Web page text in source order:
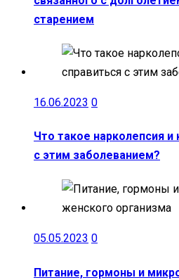
старением
16.06.2023 0
Что такое нарколепсия
с этим заболеванием?
05.05.2023 0
Питание, гормоны и